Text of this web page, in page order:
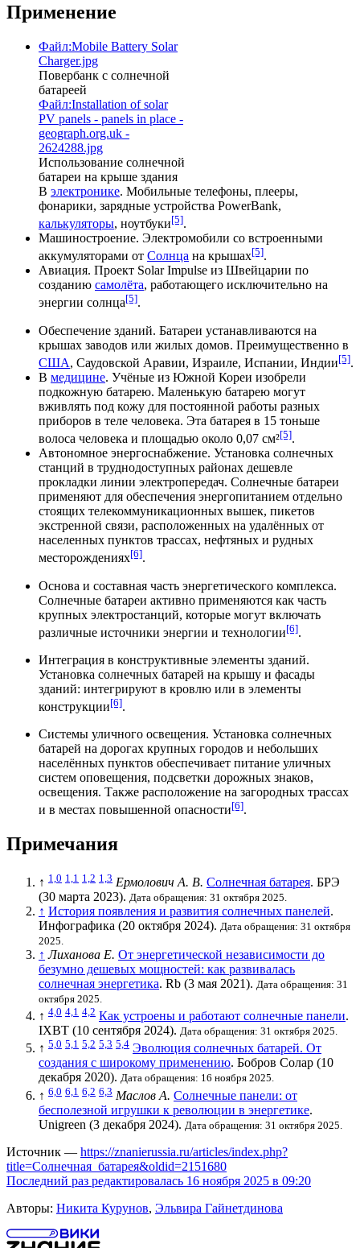
Применение
Файл:Mobile Battery Solar
Charger.jpg
Повербанк с солнечной
батареей
Файл:Installation of solar
PV panels - panels in place -
geograph.org.uk -
2624288.jpg
Использование солнечной
батареи на крыше здания
В электронике. Мобильные телефоны, плееры,
фонарики, зарядные устройства PowerBank,
калькуляторы, ноутбуки[5].
Машиностроение. Электромобили со встроенными
аккумуляторами от Солнца на крышах[5].
Авиация. Проект Solar Impulse из Швейцарии по
созданию самолёта, работающего исключительно на
энергии солнца[5].
Обеспечение зданий. Батареи устанавливаются на
крышах заводов или жилых домов. Преимущественно в
США, Саудовской Аравии, Израиле, Испании, Индии[5].
В медицине. Учёные из Южной Кореи изобрели
подкожную батарею. Маленькую батарею могут
вживлять под кожу для постоянной работы разных
приборов в теле человека. Эта батарея в 15 тоньше
волоса человека и площадью около 0,07 см²[5].
Автономное энергоснабжение. Установка солнечных
станций в труднодоступных районах дешевле
прокладки линии электропередач. Солнечные батареи
применяют для обеспечения энергопитанием отдельно
стоящих телекоммуникационных вышек, пикетов
экстренной связи, расположенных на удалённых от
населенных пунктов трассах, нефтяных и рудных
месторождениях[6].
Основа и составная часть энергетического комплекса.
Солнечные батареи активно применяются как часть
крупных электростанций, которые могут включать
различные источники энергии и технологии[6].
Интеграция в конструктивные элементы зданий.
Установка солнечных батарей на крышу и фасады
зданий: интегрируют в кровлю или в элементы
конструкции[6].
Системы уличного освещения. Установка солнечных
батарей на дорогах крупных городов и небольших
населённых пунктов обеспечивает питание уличных
систем оповещения, подсветки дорожных знаков,
освещения. Также расположение на загородных трассах
и в местах повышенной опасности[6].
Примечания
↑ 1,0 1,1 1,2 1,3 Ермолович А. В. Солнечная батарея. БРЭ
(30 марта 2023). Дата обращения: 31 октября 2025.
↑ История появления и развития солнечных панелей.
Инфографика (20 октября 2024). Дата обращения: 31 октября
2025.
↑ Лиханова Е. От энергетической независимости до
безумно дешевых мощностей: как развивалась
солнечная энергетика. Rb (3 мая 2021). Дата обращения: 31
октября 2025.
↑ 4,0 4,1 4,2 Как устроены и работают солнечные панели.
IXBT (10 сентября 2024). Дата обращения: 31 октября 2025.
↑ 5,0 5,1 5,2 5,3 5,4 Эволюция солнечных батарей. От
создания с широкому применению. Бобров Солар (10
декабря 2020). Дата обращения: 16 ноября 2025.
↑ 6,0 6,1 6,2 6,3 Маслов А. Солнечные панели: от
бесполезной игрушки к революции в энергетике.
Unigreen (3 декабря 2024). Дата обращения: 31 октября 2025.
Источник — https://znanierussia.ru/articles/index.php?
title=Солнечная_батарея&oldid=2151680
Последний раз редактировалась 16 ноября 2025 в 09:20
Авторы: Никита Курунов, Эльвира Гайнетдинова